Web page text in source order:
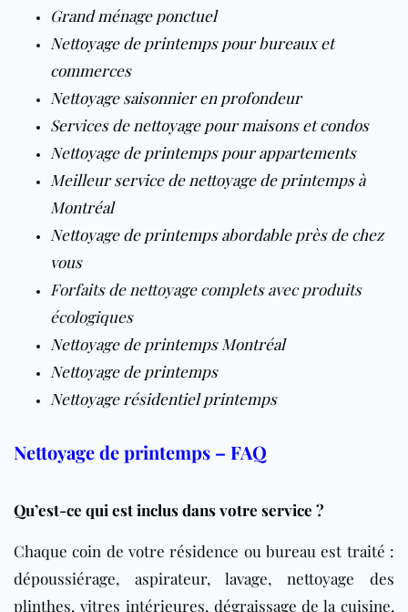
Grand ménage ponctuel
Nettoyage de printemps pour bureaux et
commerces
Nettoyage saisonnier en profondeur
Services de nettoyage pour maisons et condos
Nettoyage de printemps pour appartements
Meilleur service de nettoyage de printemps à
Montréal
Nettoyage de printemps abordable près de chez
vous
Forfaits de nettoyage complets avec produits
écologiques
Nettoyage de printemps Montréal
Nettoyage de printemps
Nettoyage résidentiel printemps
Nettoyage de printemps – FAQ
Qu’est-ce qui est inclus dans votre service ?
Chaque coin de votre résidence ou bureau est traité :
dépoussiérage, aspirateur, lavage, nettoyage des
plinthes, vitres intérieures, dégraissage de la cuisine,